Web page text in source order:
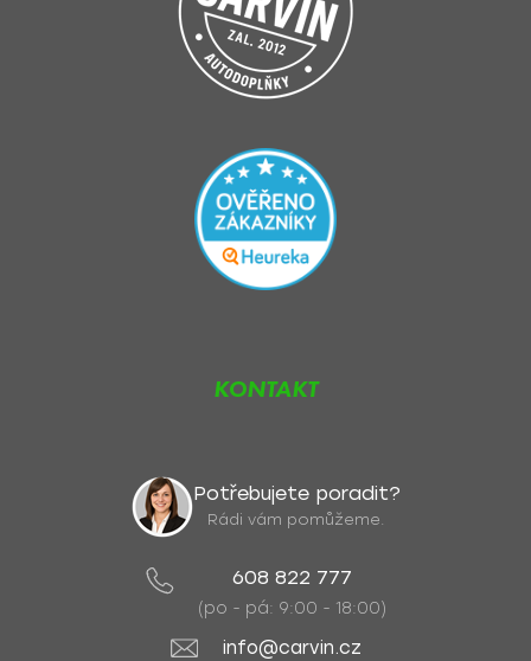
KONTAKT
Potřebujete poradit?
Rádi vám pomůžeme.
608 822 777
(po - pá: 9:00 - 18:00)
info@carvin.cz